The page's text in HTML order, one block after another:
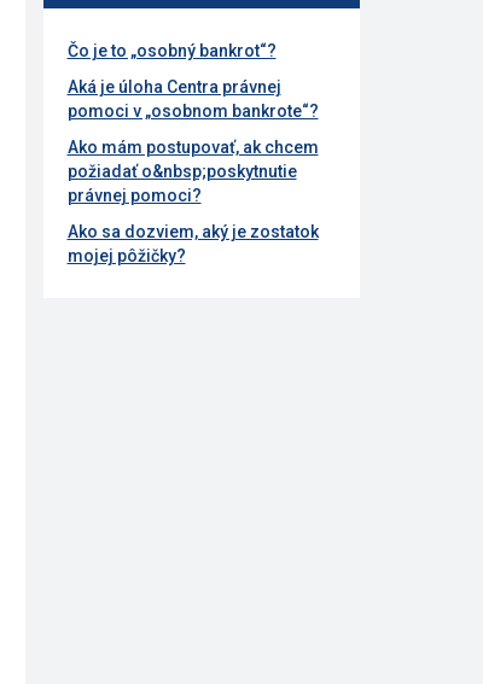
Čo je to „osobný bankrot“?
Aká je úloha Centra právnej
pomoci v „osobnom bankrote“?
Ako mám postupovať, ak chcem
požiadať o&nbsp;poskytnutie
právnej pomoci?
Ako sa dozviem, aký je zostatok
mojej pôžičky?